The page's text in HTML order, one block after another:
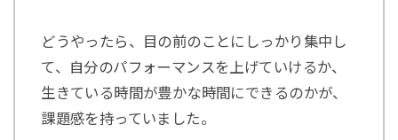
どうやったら、目の前のことにしっかり集中し
て、自分のパフォーマンスを上げていけるか、
生きている時間が豊かな時間にできるのかが、
課題感を持っていました。